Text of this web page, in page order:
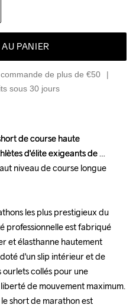
PANIER
de plus de €50
sous 30 jours
de course haute
d'élite exigeants de
niveau de course longue
les plus prestigieux du
professionnelle est fabriqué
et élasthanne hautement
d'un slip intérieur et de
collés pour une
de mouvement maximum.
short de marathon est
de course haute
d'élite exigeants de
niveau de course longue
les plus prestigieux du
professionnelle est fabriqué
et élasthanne hautement
d'un slip intérieur et de
collés pour une
de mouvement maximum.
short de marathon est